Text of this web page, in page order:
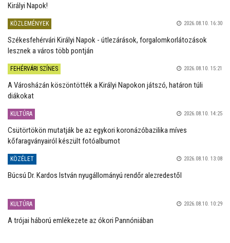
Királyi Napok!
KÖZLEMÉNYEK 2026.08.10. 16:30
Székesfehérvári Királyi Napok - útlezárások, forgalomkorlátozások
lesznek a város több pontján
FEHÉRVÁRI SZÍNES 2026.08.10. 15:21
A Városházán köszöntötték a Királyi Napokon játszó, határon túli
diákokat
KULTÚRA 2026.08.10. 14:25
Csütörtökön mutatják be az egykori koronázóbazilika míves
kőfaragványairól készült fotóalbumot
KÖZÉLET 2026.08.10. 13:08
Búcsú Dr. Kardos István nyugállományú rendőr alezredestől
KULTÚRA 2026.08.10. 10:29
A trójai háború emlékezete az ókori Pannóniában